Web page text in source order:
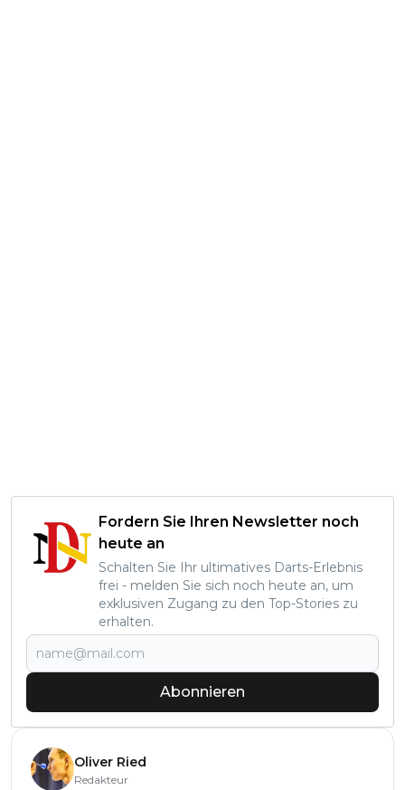
Fordern Sie Ihren Newsletter noch
heute an
Schalten Sie Ihr ultimatives Darts-Erlebnis
frei - melden Sie sich noch heute an, um
exklusiven Zugang zu den Top-Stories zu
erhalten.
Abonnieren
Oliver Ried
Redakteur